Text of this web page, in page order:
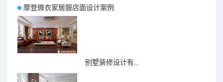
摩登微衣家居服店面设计案例
别墅装修设计有...